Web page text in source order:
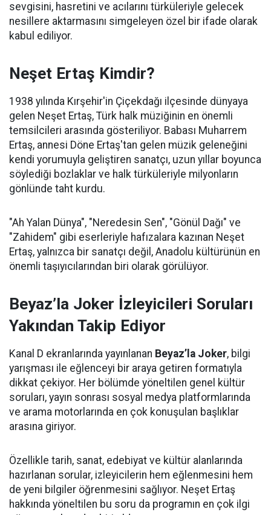
sevgisini, hasretini ve acılarını türküleriyle gelecek
nesillere aktarmasını simgeleyen özel bir ifade olarak
kabul ediliyor.
Neşet Ertaş Kimdir?
1938 yılında Kırşehir'in Çiçekdağı ilçesinde dünyaya
gelen Neşet Ertaş, Türk halk müziğinin en önemli
temsilcileri arasında gösteriliyor. Babası Muharrem
Ertaş, annesi Döne Ertaş'tan gelen müzik geleneğini
kendi yorumuyla geliştiren sanatçı, uzun yıllar boyunca
söylediği bozlaklar ve halk türküleriyle milyonların
gönlünde taht kurdu.
"Ah Yalan Dünya", "Neredesin Sen", "Gönül Dağı" ve
"Zahidem" gibi eserleriyle hafızalara kazınan Neşet
Ertaş, yalnızca bir sanatçı değil, Anadolu kültürünün en
önemli taşıyıcılarından biri olarak görülüyor.
Beyaz’la Joker İzleyicileri Soruları
Yakından Takip Ediyor
Kanal D ekranlarında yayınlanan Beyaz’la Joker, bilgi
yarışması ile eğlenceyi bir araya getiren formatıyla
dikkat çekiyor. Her bölümde yöneltilen genel kültür
soruları, yayın sonrası sosyal medya platformlarında
ve arama motorlarında en çok konuşulan başlıklar
arasına giriyor.
Özellikle tarih, sanat, edebiyat ve kültür alanlarında
hazırlanan sorular, izleyicilerin hem eğlenmesini hem
de yeni bilgiler öğrenmesini sağlıyor. Neşet Ertaş
hakkında yöneltilen bu soru da programın en çok ilgi